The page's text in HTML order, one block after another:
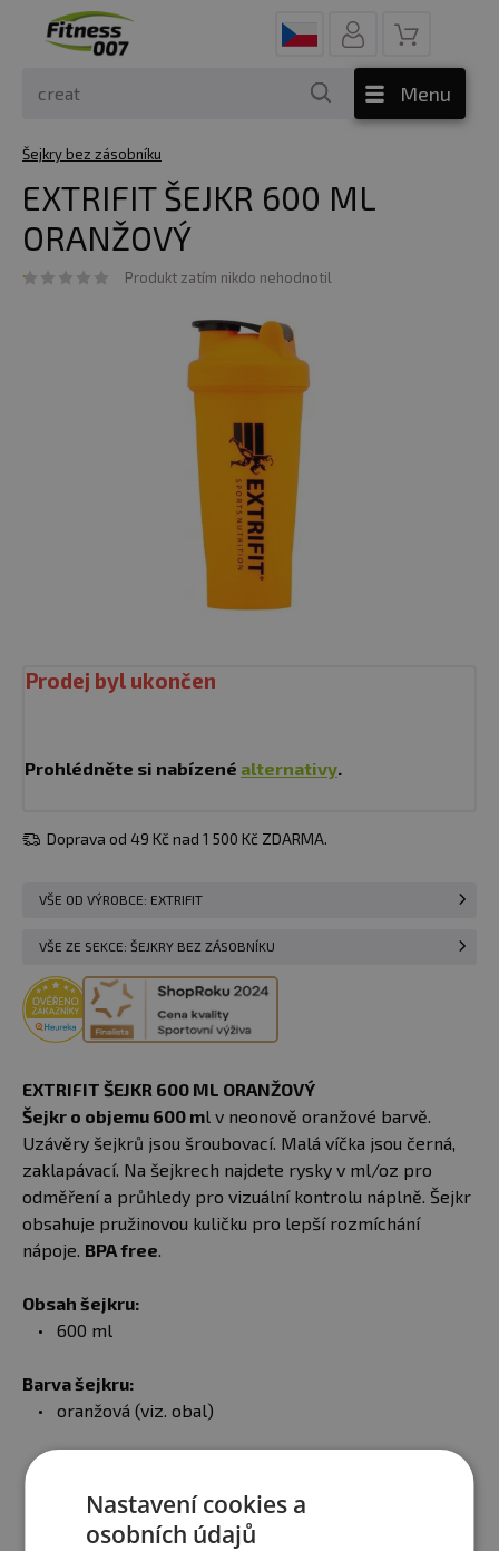
Menu
Šejkry bez zásobníku
EXTRIFIT ŠEJKR 600 ML
ORANŽOVÝ
Produkt zatím nikdo nehodnotil
Prodej byl ukončen
Prohlédněte si nabízené alternativy.
Doprava od 49 Kč nad 1 500 Kč ZDARMA.
VŠE OD VÝROBCE: EXTRIFIT
VŠE ZE SEKCE: ŠEJKRY BEZ ZÁSOBNÍKU
EXTRIFIT ŠEJKR 600 ML ORANŽOVÝ
Šejkr o objemu 600 ml v neonově oranžové barvě.
Uzávěry šejkrů jsou šroubovací. Malá víčka jsou černá,
zaklapávací. Na šejkrech najdete rysky v ml/oz pro
odměření a průhledy pro vizuální kontrolu náplně. Šejkr
obsahuje pružinovou kuličku pro lepší rozmíchání
nápoje. BPA free.
Obsah šejkru:
600 ml
Barva šejkru:
oranžová (viz. obal)
Recenze Produkt zatím nikdo nehodnotil
Nastavení cookies a
osobních údajů